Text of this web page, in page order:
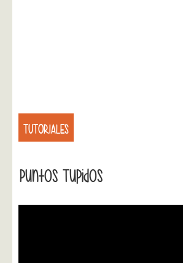
TUTORIALES
Puntos Tupidos